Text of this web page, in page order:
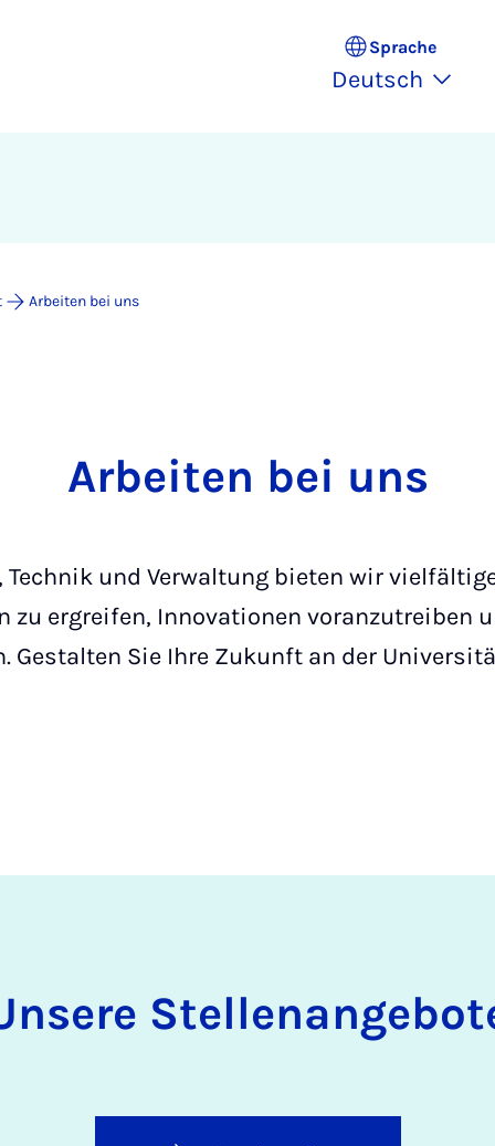
Sprache
Deutsch
Arbeiten bei uns
Arbeiten bei uns
Technik und Verwaltung bieten wir
zu ergreifen, Innovationen voranzutreiben
Gestalten Sie Ihre Zukunft an der